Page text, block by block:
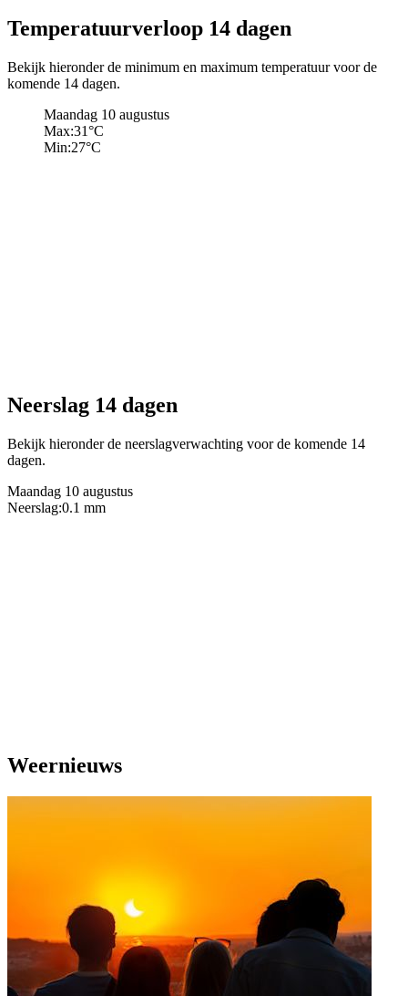
Temperatuurverloop 14 dagen
Bekijk hieronder de minimum en maximum temperatuur voor de
komende 14 dagen.
Maandag 10 augustus
Max:31°C
Min:27°C
Neerslag 14 dagen
Bekijk hieronder de neerslagverwachting voor de komende 14
dagen.
Maandag 10 augustus
Neerslag:0.1 mm
Weernieuws